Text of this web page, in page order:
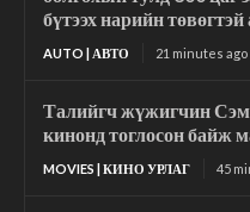
бүтээх нарийн
AUTO | АВТО 21 minutes ago
Талийгч жүжигчин
кинонд тоглосон байж
MOVIES | КИНО УРЛАГ 45